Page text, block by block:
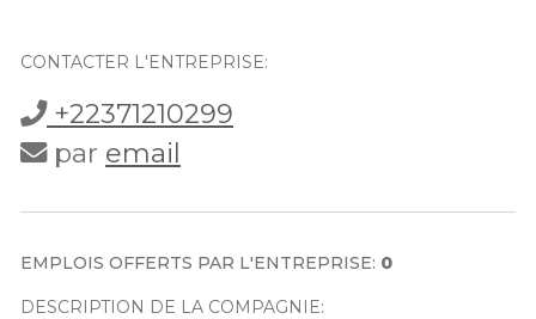
CONTACTER L'ENTREPRISE:
+22371210299
par email
EMPLOIS OFFERTS PAR L'ENTREPRISE: 0
DESCRIPTION DE LA COMPAGNIE: